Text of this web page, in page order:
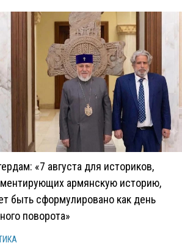
«7 августа для историков,
армянскую историю,
быть сформулировано как день
поворота»